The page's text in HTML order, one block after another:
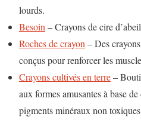
lourds.
Besoin – Crayons de cire
Roches de crayon – Des
conçus pour renforcer les
Crayons cultivés en terre–
aux formes amusantes à base
pigments minéraux non